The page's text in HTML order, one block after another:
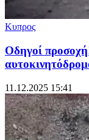
Κυπρος
Οδηγοί
11.12.2025 15:41